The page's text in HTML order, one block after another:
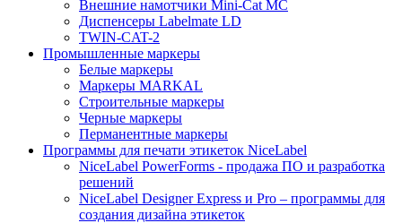
Внешние намотчики Mini-Cat MC
Диспенсеры Labelmate LD
TWIN-CAT-2
Промышленные маркеры
Белые маркеры
Маркеры MARKAL
Строительные маркеры
Черные маркеры
Перманентные маркеры
Программы для печати этикеток NiceLabel
NiceLabel PowerForms - продажа ПО и разработка
решений
NiceLabel Designer Express и Pro – программы для
создания дизайна этикеток